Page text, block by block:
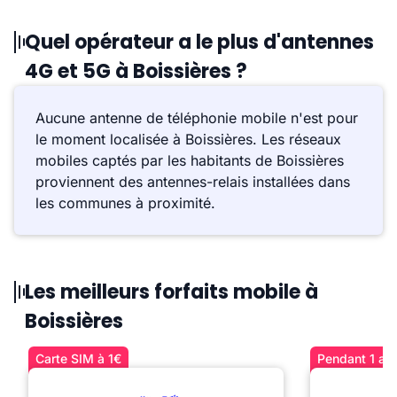
Quel opérateur a le plus d'antennes
4G et 5G à Boissières ?
Aucune antenne de téléphonie mobile n'est pour
le moment localisée à Boissières. Les réseaux
mobiles captés par les habitants de Boissières
proviennent des antennes-relais installées dans
les communes à proximité.
Les meilleurs forfaits mobile à
Boissières
Carte SIM à 1€ Pendant 1